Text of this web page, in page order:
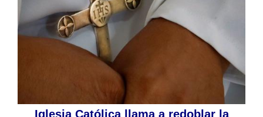
Iglesia Católica llama a redoblar la